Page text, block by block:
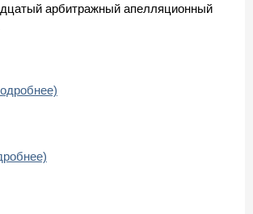
арбитражный апелляционный